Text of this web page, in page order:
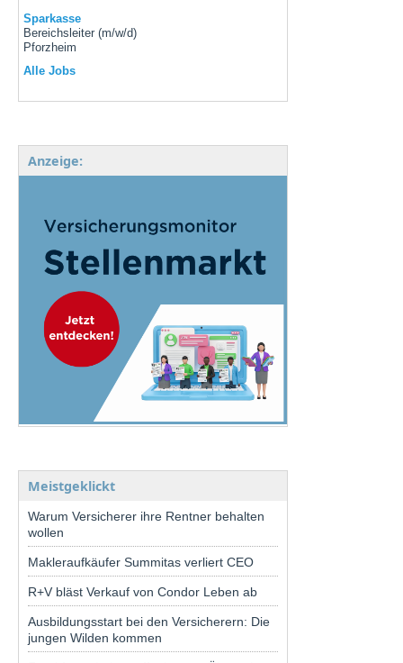
Sparkasse
Bereichsleiter (m/w/d)
Pforzheim
Alle Jobs
Anzeige:
Meistgeklickt
Warum Versicherer ihre Rentner behalten
wollen
Makleraufkäufer Summitas verliert CEO
R+V bläst Verkauf von Condor Leben ab
Ausbildungsstart bei den Versicherern: Die
jungen Wilden kommen